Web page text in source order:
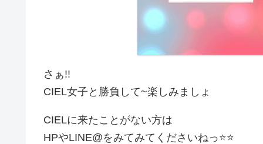
さぁ!!
CIEL女子と勝負して~楽しみましょ
CIELに来たことがない方は
HPやLINE@をみてみてくださいねっ⭐⭐